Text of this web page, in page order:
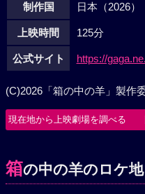
制作国 日本（2026）
上映時間 125分
公式サイト https://
(C)2026「箱の中の羊」製作
現在地から上映劇場を調べる
箱の中の羊のロケ地